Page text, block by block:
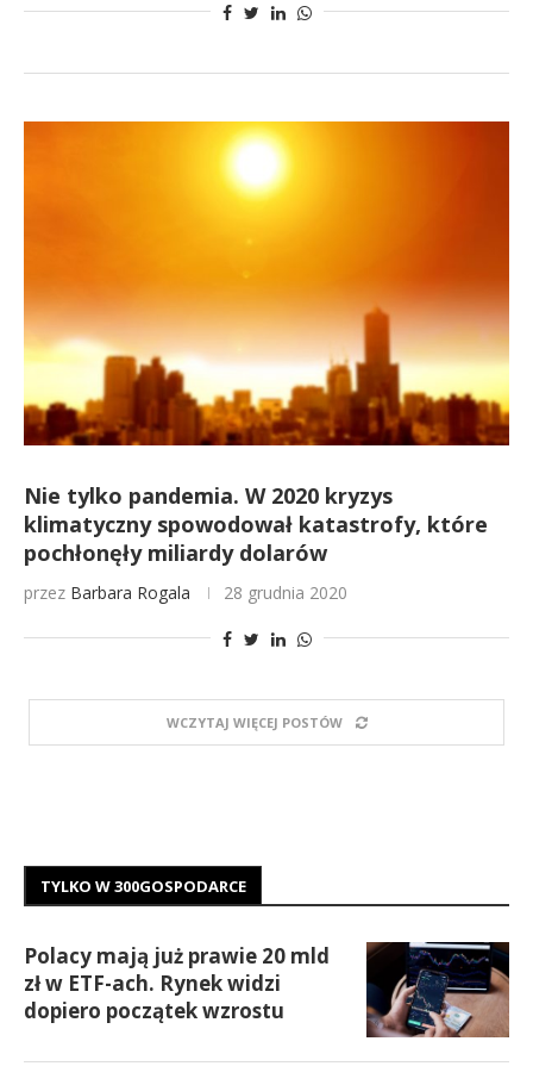
Nie tylko pandemia. W 2020 kryzys
klimatyczny spowodował katastrofy, które
pochłonęły miliardy dolarów
przez Barbara Rogala 28 grudnia 2020
WCZYTAJ WIĘCEJ POSTÓW
TYLKO W 300GOSPODARCE
Polacy mają już prawie 20 mld
zł w ETF-ach. Rynek widzi
dopiero początek wzrostu